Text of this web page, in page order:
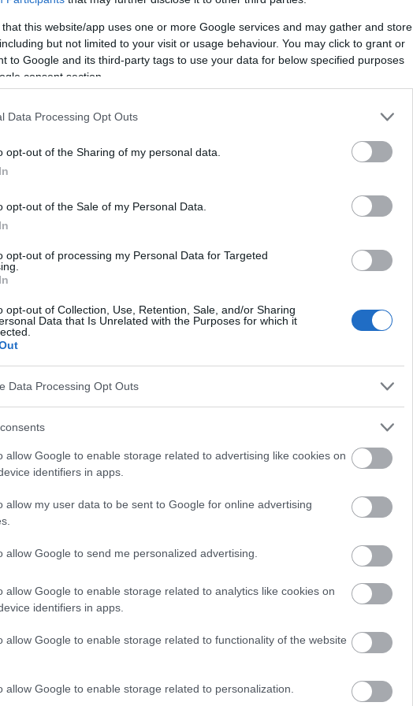
that this website/app uses one or more Google services and may gather and store
but not limited to your visit or usage behaviour. You may click to grant or
to Google and its third-party tags to use your data for below specified purposes
consent section.
Data Processing Opt Outs
opt-out of the Sharing of my personal data.
opt-out of the Sale of my Personal Data.
opt-out of processing my Personal Data for Targeted
opt-out of Collection, Use, Retention, Sale, and/or Sharing
Data that Is Unrelated with the Purposes for which it
Data Processing Opt Outs
allow Google to enable storage related to advertising like cookies on
identifiers in apps.
allow my user data to be sent to Google for online advertising
allow Google to send me personalized advertising.
allow Google to enable storage related to analytics like cookies on
identifiers in apps.
allow Google to enable storage related to functionality of the website
allow Google to enable storage related to personalization.
sein?
Gewebearten, was bedeutet, dass hier
darunter
und Zahntumore. Das Neoplasma
(der so genannten exophytischen Form) über eine
Form), bis hin zu einer Kombination aus
Plattenepithelkarzinom. Was die Lokalisation
auf derZunge , in der Regel im vorderen Teil
Risiko, an Mundkrebs zu erkranken, steigt bei
tritt häufiger bei Männern auf.
beitragen
hochprozentigem Alkohol, schlechte
(Vitamin A, E, Eisenmangel), chronische
Füllung, Virusinfektionen (HPV, EBV),
präkanzeröse Erkrankungen (Leukoplakie,
kann es geben?
Schwellungen, Verdickungen oder
wollen. Es kann zu
Bewegungseinschränkungen der Zunge,